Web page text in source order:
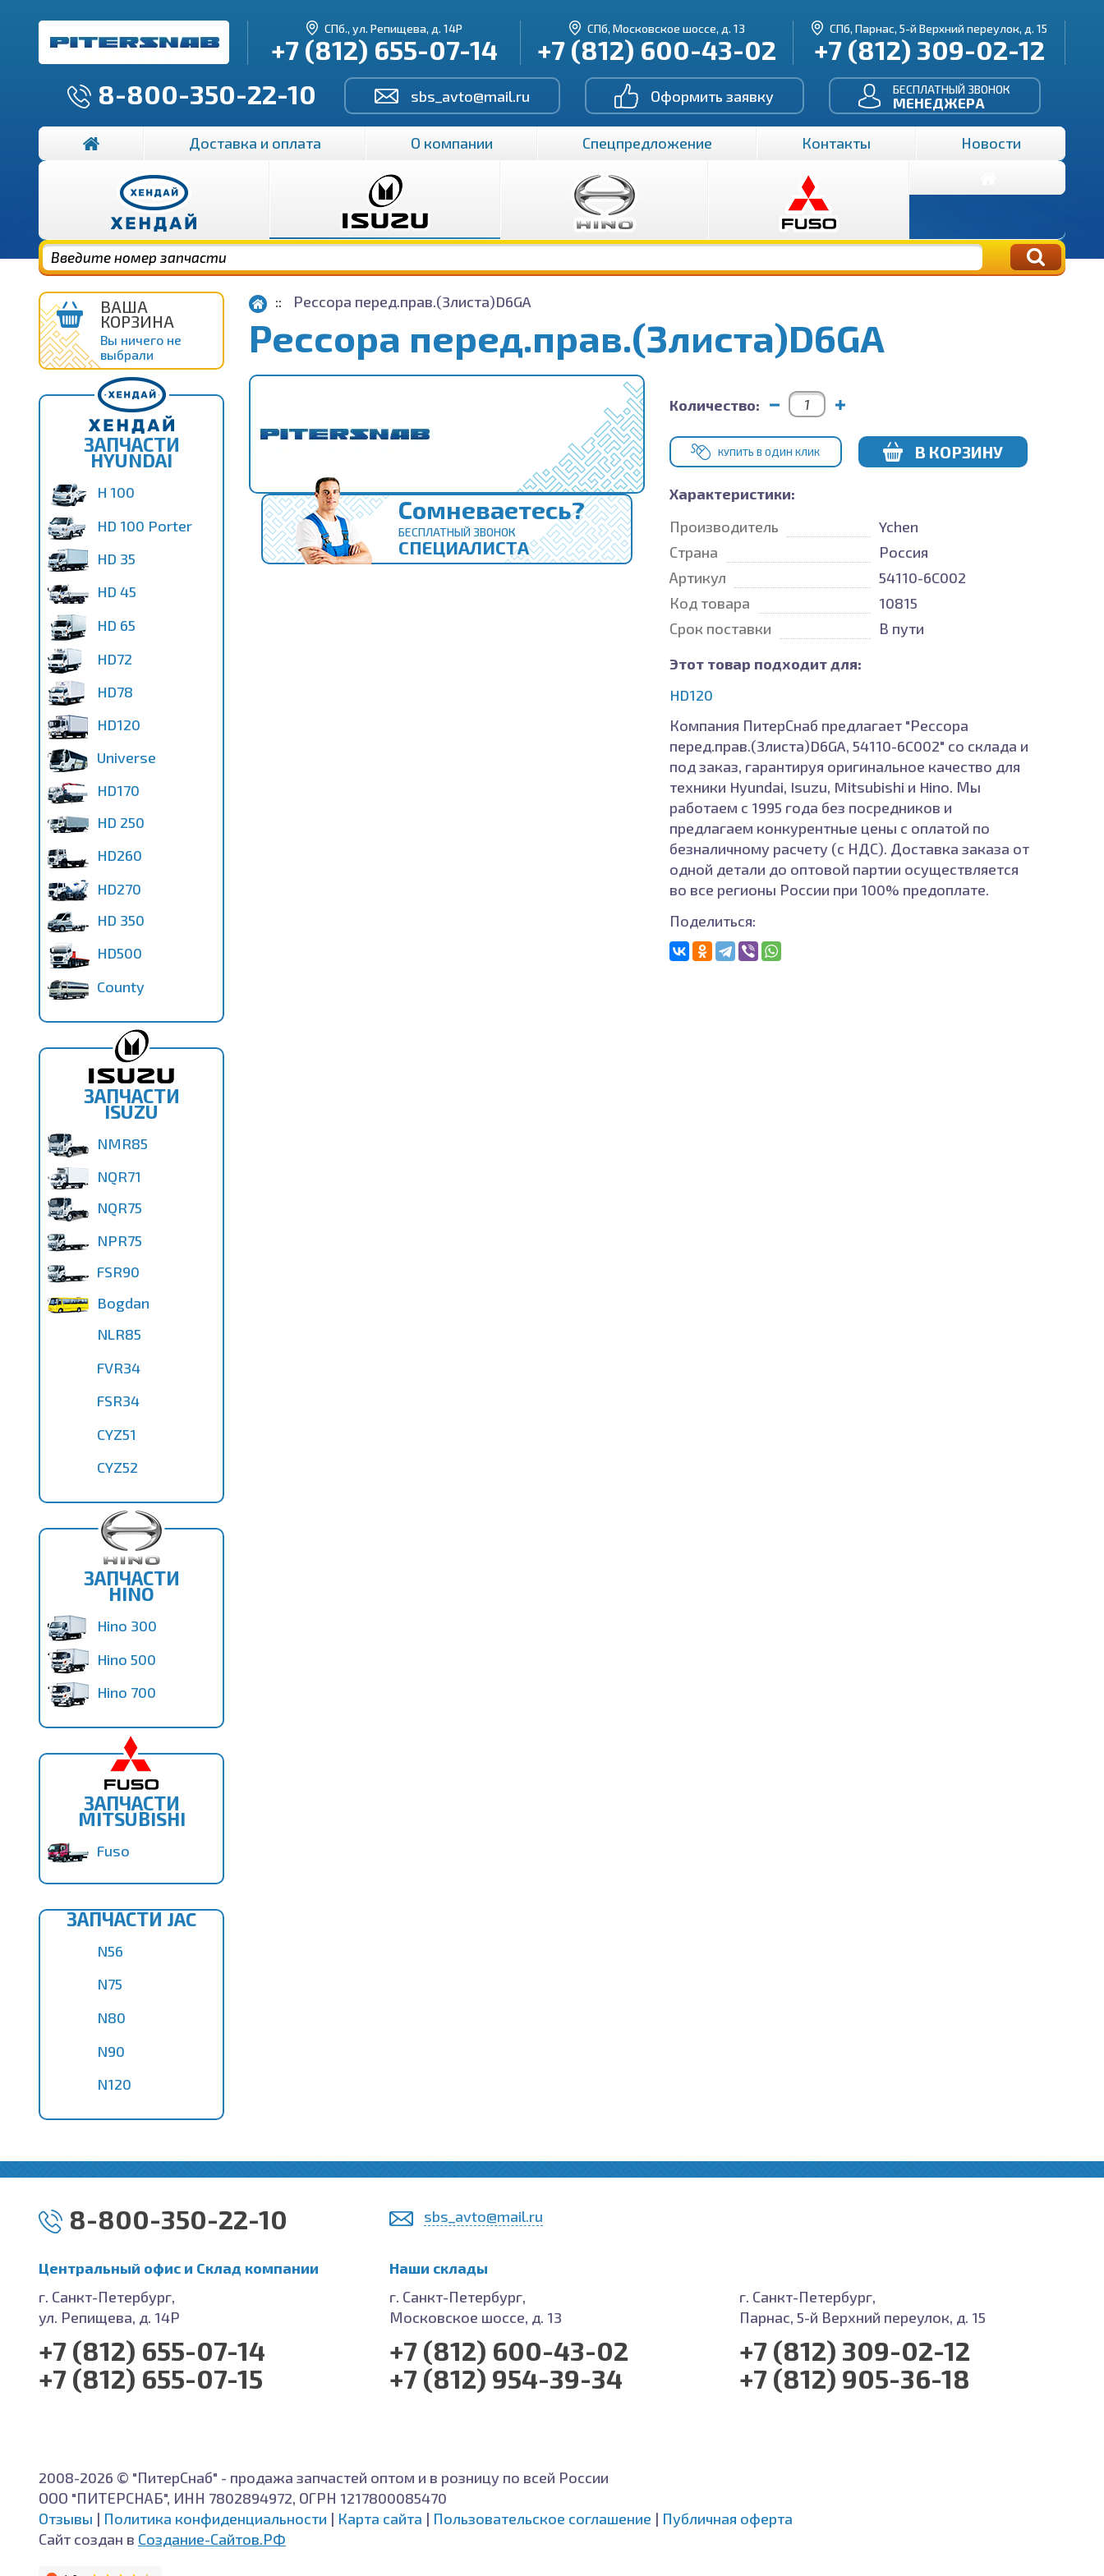
СПб., ул. Репищева, д. 14Р
+7 (812) 655-07-14
СПб, Московское шоссе, д. 13
+7 (812) 600-43-02
СПб, Парнас, 5-й Верхний переулок, д. 15
+7 (812) 309-02-12
8-800-350-22-10
sbs_avto@mail.ru Оформить заявку БЕСПЛАТНЫЙ ЗВОНОК
МЕНЕДЖЕРА
Доставка и оплата О компании Спецпредложение Контакты Новости
ВАША
КОРЗИНА
Вы ничего не
выбрали
ЗАПЧАСТИ
HYUNDAI
H 100
HD 100 Porter
HD 35
HD 45
HD 65
HD72
HD78
HD120
Universe
HD170
HD 250
HD260
HD270
HD 350
HD500
County
ЗАПЧАСТИ
ISUZU
NMR85
NQR71
NQR75
NPR75
FSR90
Bogdan
NLR85
FVR34
FSR34
CYZ51
CYZ52
ЗАПЧАСТИ
HINO
Hino 300
Hino 500
Hino 700
ЗАПЧАСТИ
MITSUBISHI
Fuso
ЗАПЧАСТИ JAC
N56
N75
N80
N90
N120
Рессора перед.прав.(3листа)D6GA
Рессора перед.прав.(3листа)D6GA
Сомневаетесь?
БЕСПЛАТНЫЙ ЗВОНОК
СПЕЦИАЛИСТА
Количество:
КУПИТЬ В ОДИН КЛИК В КОРЗИНУ
Характеристики:
Производитель
Ychen
Страна
Россия
Артикул
54110-6C002
Код товара
10815
Срок поставки
В пути
Этот товар подходит для:
HD120
Компания ПитерСнаб предлагает "Рессора
перед.прав.(3листа)D6GA, 54110-6C002" со склада и
под заказ, гарантируя оригинальное качество для
техники Hyundai, Isuzu, Mitsubishi и Hino. Мы
работаем с 1995 года без посредников и
предлагаем конкурентные цены с оплатой по
безналичному расчету (с НДС). Доставка заказа от
одной детали до оптовой партии осуществляется
во все регионы России при 100% предоплате.
Поделиться:
8-800-350-22-10 sbs_avto@mail.ru
Центральный офис и Cклад компании
г. Санкт-Петербург,
ул. Репищева, д. 14Р
+7 (812) 655-07-14
+7 (812) 655-07-15
Наши склады
г. Санкт-Петербург,
Московское шоссе, д. 13
+7 (812) 600-43-02
+7 (812) 954-39-34
г. Санкт-Петербург,
Парнас, 5-й Верхний переулок, д. 15
+7 (812) 309-02-12
+7 (812) 905-36-18
2008-2026 © "ПитерСнаб" - продажа запчастей оптом и в розницу по всей России
ООО "ПИТЕРСНАБ", ИНН 7802894972, ОГРН 1217800085470
Отзывы | Политика конфиденциальности | Карта сайта | Пользовательское соглашение | Публичная оферта
Сайт создан в Создание-Сайтов.РФ